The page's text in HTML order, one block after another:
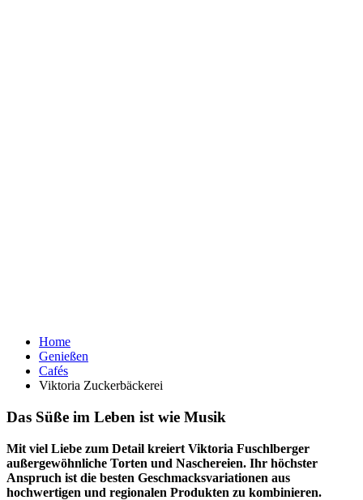
Home
Genießen
Cafés
Viktoria Zuckerbäckerei
Das Süße im Leben ist wie Musik
Mit viel Liebe zum Detail kreiert Viktoria Fuschlberger
außergewöhnliche Torten und Naschereien. Ihr höchster
Anspruch ist die besten Geschmacksvariationen aus
hochwertigen und regionalen Produkten zu kombinieren.